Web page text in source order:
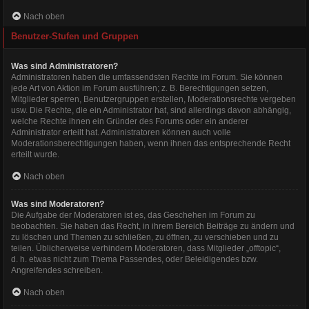
Nach oben
Benutzer-Stufen und Gruppen
Was sind Administratoren?
Administratoren haben die umfassendsten Rechte im Forum. Sie können
jede Art von Aktion im Forum ausführen; z. B. Berechtigungen setzen,
Mitglieder sperren, Benutzergruppen erstellen, Moderationsrechte vergeben
usw. Die Rechte, die ein Administrator hat, sind allerdings davon abhängig,
welche Rechte ihnen ein Gründer des Forums oder ein anderer
Administrator erteilt hat. Administratoren können auch volle
Moderationsberechtigungen haben, wenn ihnen das entsprechende Recht
erteilt wurde.
Nach oben
Was sind Moderatoren?
Die Aufgabe der Moderatoren ist es, das Geschehen im Forum zu
beobachten. Sie haben das Recht, in ihrem Bereich Beiträge zu ändern und
zu löschen und Themen zu schließen, zu öffnen, zu verschieben und zu
teilen. Üblicherweise verhindern Moderatoren, dass Mitglieder „offtopic“,
d. h. etwas nicht zum Thema Passendes, oder Beleidigendes bzw.
Angreifendes schreiben.
Nach oben